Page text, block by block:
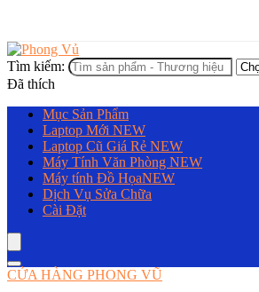
Tìm kiếm:
Đã thích
Mục Sản Phẩm
Laptop Mới NEW
Laptop Cũ Giá Rẻ NEW
Máy Tính Văn Phòng NEW
Máy tính Đồ HọaNEW
Dịch Vụ Sửa Chữa
Cài Đặt
CỬA HÀNG PHONG VŨ